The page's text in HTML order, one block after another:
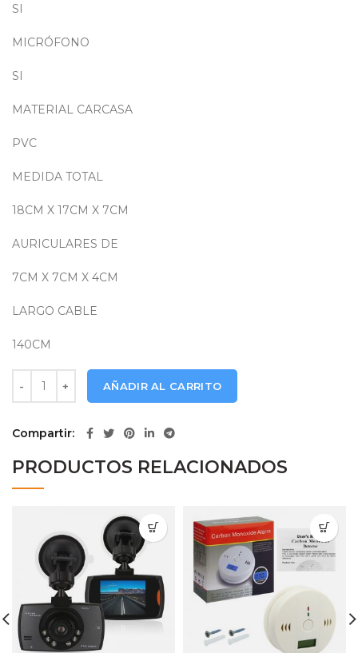
SI
MICRÓFONO
SI
MATERIAL CARCASA
PVC
MEDIDA TOTAL
18CM X 17CM X 7CM
AURICULARES DE
7CM X 7CM X 4CM
LARGO CABLE
140CM
Audifono Gamer Tecno BK-09 Camuflado cantidad
AÑADIR AL CARRITO
Compartir
PRODUCTOS RELACIONADOS